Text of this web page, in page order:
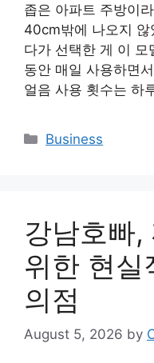
좁은 아파트 주방이
40cm밖에 나오지
다가 선택한 게 이 모
동안 매일 사용하면
얼음 사용 횟수는 하
Categories
Business
강남호빠,
위한 현실
의점
August 5, 2026 by